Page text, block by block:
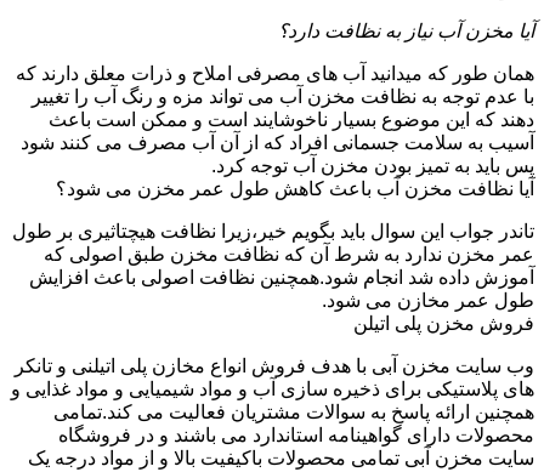
آیا مخزن آب نیاز به نظافت دارد؟
همان طور که میدانید آب های مصرفی املاح و ذرات معلق دارند که
با عدم توجه به نظافت مخزن آب می تواند مزه و رنگ آب را تغییر
دهند که این موضوع بسیار ناخوشایند است و ممکن است باعث
آسیب به سلامت جسمانی افراد که از آن آب مصرف می کنند شود
پس باید به تمیز بودن مخزن آب توجه کرد.
آیا نظافت مخزن آب باعث کاهش طول عمر مخزن می شود؟
تاندر جواب این سوال باید بگویم خیر،زیرا نظافت هیچتاثیری بر طول
عمر مخزن ندارد به شرط آن که نظافت مخزن طبق اصولی که
آموزش داده شد انجام شود.همچنین نظافت اصولی باعث افزایش
طول عمر مخازن می شود.
فروش مخزن پلی اتیلن
وب سایت مخزن آبی با هدف فروش انواع مخازن پلی اتیلنی و تانکر
های پلاستیکی برای ذخیره سازی آب و مواد شیمیایی و مواد غذایی و
همچنین ارائه پاسخ به سوالات مشتریان فعالیت می کند.تمامی
محصولات دارای گواهینامه استاندارد می باشند و در فروشگاه
سایت مخزن آبی تمامی محصولات باکیفیت بالا و از مواد درجه یک